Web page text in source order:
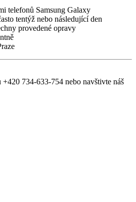
telefonů Samsung Galaxy
tentýž nebo následující den
provedené opravy
734-633-754 nebo navštivte náš